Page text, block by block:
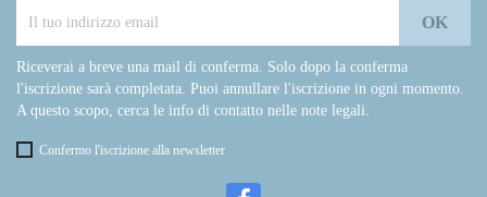
Riceverai a breve una mail di conferma. Solo dopo la conferma
l'iscrizione sarà completata. Puoi annullare l'iscrizione in ogni momento.
A questo scopo, cerca le info di contatto nelle note legali.
Confermo l'iscrizione alla newsletter